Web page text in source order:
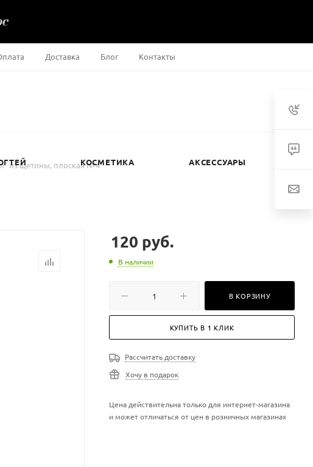
Доставка Блог Контакты
КОСМЕТИКА АКСЕССУАРЫ
из щетины, плоская №4
120 руб.
В наличии
В КОРЗИНУ
КУПИТЬ В 1 КЛИК
Рассчитать доставку
Хочу в подарок
Цена действительна только для интернет-магазина
и может отличаться от цен в розничных магазинах